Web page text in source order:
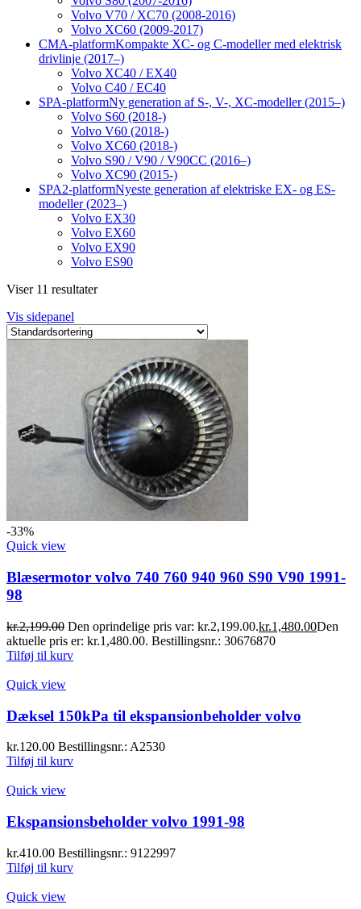
Volvo V70 / XC70 (2008-2016)
Volvo XC60 (2009-2017)
CMA-platformKompakte XC- og C-modeller med elektrisk
drivlinje (2017–)
Volvo XC40 / EX40
Volvo C40 / EC40
SPA-platformNy generation af S-, V-, XC-modeller (2015–)
Volvo S60 (2018-)
Volvo V60 (2018-)
Volvo XC60 (2018-)
Volvo S90 / V90 / V90CC (2016–)
Volvo XC90 (2015-)
SPA2-platformNyeste generation af elektriske EX- og ES-
modeller (2023–)
Volvo EX30
Volvo EX60
Volvo EX90
Volvo ES90
Viser 11 resultater
Vis sidepanel
-33%
Quick view
Blæsermotor volvo 740 760 940 960 S90 V90 1991-
98
kr.2,199.00 Den oprindelige pris var: kr.2,199.00.kr.1,480.00Den
aktuelle pris er: kr.1,480.00. Bestillingsnr.: 30676870
Tilføj til kurv
Quick view
Dæksel 150kPa til ekspansionbeholder volvo
kr.120.00 Bestillingsnr.: A2530
Tilføj til kurv
Quick view
Ekspansionsbeholder volvo 1991-98
kr.410.00 Bestillingsnr.: 9122997
Tilføj til kurv
Quick view